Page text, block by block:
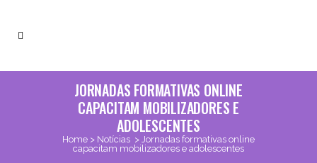
JORNADAS FORMATIVAS ONLINE
CAPACITAM MOBILIZADORES E
ADOLESCENTES
Home > Notícias > Jornadas formativas online
capacitam mobilizadores e adolescentes